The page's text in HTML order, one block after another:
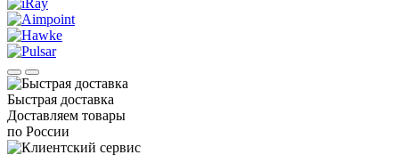
Быстрая доставка
Доставляем товары
по России